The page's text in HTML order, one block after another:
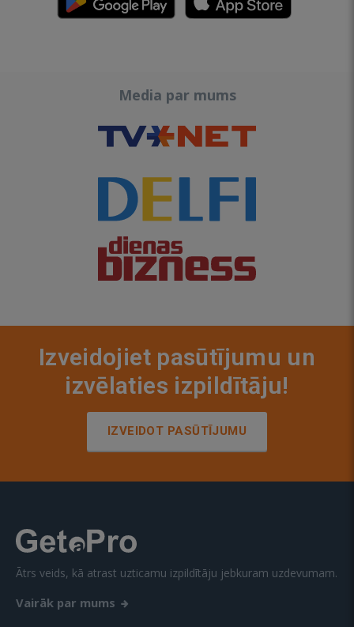
Media par mums
Izveidojiet pasūtījumu un
izvēlaties izpildītāju!
IZVEIDOT PASŪTĪJUMU
Ātrs veids, kā atrast uzticamu izpildītāju jebkuram uzdevumam.
Vairāk par mums